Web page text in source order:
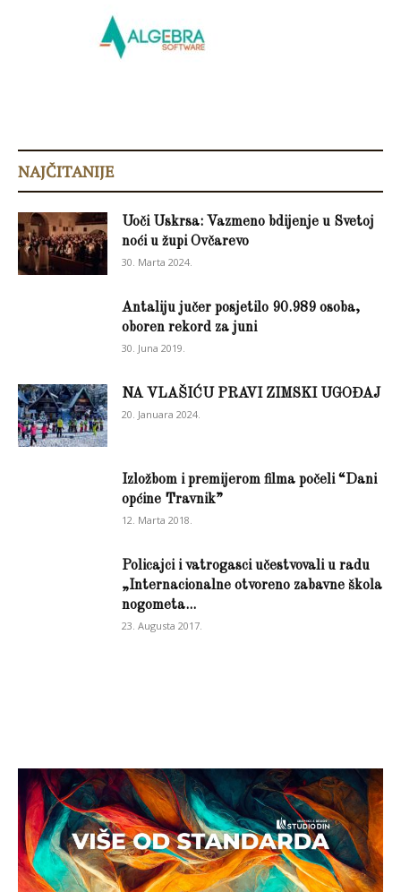
NAJČITANIJE
Uoči Uskrsa: Vazmeno bdijenje u Svetoj
noći u župi Ovčarevo
30. Marta 2024.
Antaliju jučer posjetilo 90.989 osoba,
oboren rekord za juni
30. Juna 2019.
NA VLAŠIĆU PRAVI ZIMSKI UGOĐAJ
20. Januara 2024.
Izložbom i premijerom filma počeli “Dani
općine Travnik”
12. Marta 2018.
Policajci i vatrogasci učestvovali u radu
„Internacionalne otvoreno zabavne škola
nogometa...
23. Augusta 2017.